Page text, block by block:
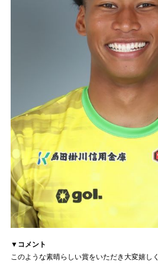
▼コメント
このような素晴らしい賞をいただき大変嬉し